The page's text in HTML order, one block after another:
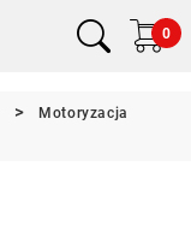
0
Motoryzacja